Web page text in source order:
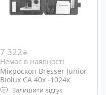
7 322 ₴
Немає в наявності
Мікроскоп Bresser Junior
Biolux CA 40x -1024x
(8855002)
Залишити відгук